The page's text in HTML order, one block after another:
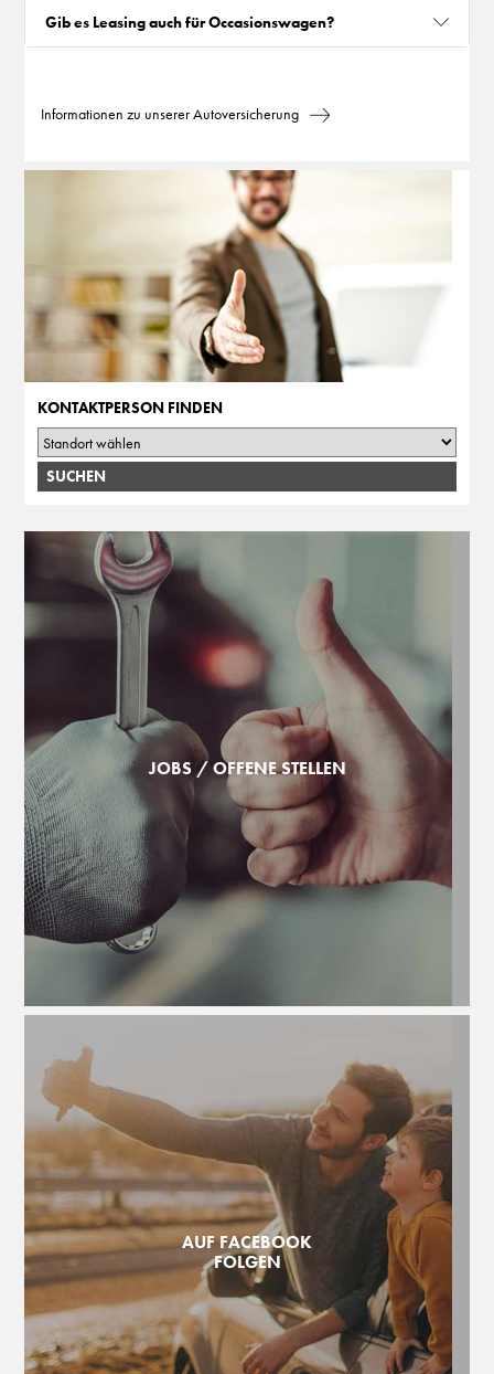
Gib es Leasing auch für Occasionswagen?
Informationen zu unserer Autoversicherung
KONTAKTPERSON FINDEN
JOBS / OFFENE STELLEN
AUF FACEBOOK
FOLGEN